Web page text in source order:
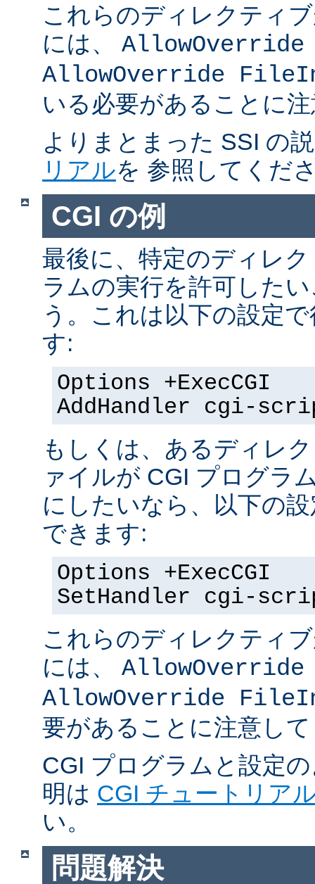
これらのディレクティ
には、 AllowOverride
AllowOverride
いる必要があることに
よりまとまった SSI の
リアルを 参照してくだ
CGI の例
最後に、特定のディレ
ラムの実行を許可した
う。これは以下の設定
す:
Options +ExecCGI
AddHandler cgi-
もしくは、あるディレ
ァイルが CGI プログラ
にしたいなら、以下の
できます:
Options +ExecCGI
SetHandler cgi-
これらのディレクティ
には、 AllowOverride
AllowOverride
要があることに注意し
CGI プログラムと設定
明は CGI チュートリア
い。
問題解決